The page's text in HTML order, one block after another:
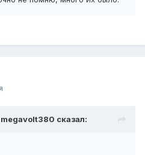
megavolt380 сказал: